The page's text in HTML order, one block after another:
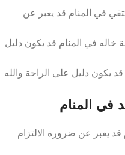
في المنام قد يعبر عن
خاله في المنام قد يكون دليل
قد يكون دليل على الراحة والله
في المنام
قد يعبر عن ضرورة الالتزام